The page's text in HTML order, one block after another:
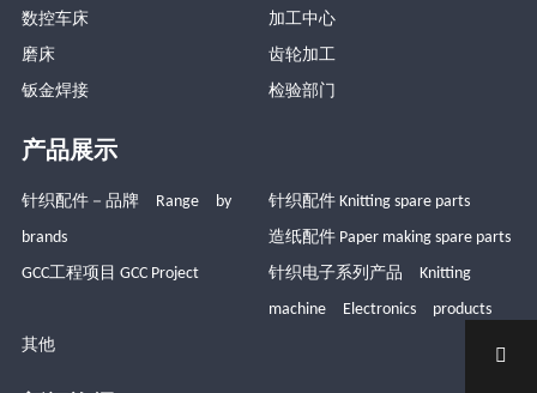
数控车床
加工中心
磨床
齿轮加工
钣金焊接
检验部门
产品展示
针织配件－品牌 Range by
brands
针织配件 Knitting spare parts
造纸配件 Paper making spare parts
GCC工程项目 GCC Project
针织电子系列产品 Knitting
machine Electronics products
其他
